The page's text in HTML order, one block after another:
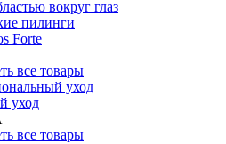
вокруг глаз
пилинги
Forte
все товары
уход
уход
все товары